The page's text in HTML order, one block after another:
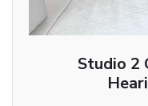
Studio 2